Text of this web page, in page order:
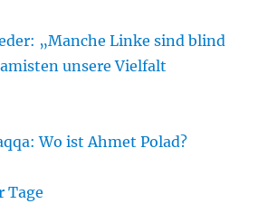
„Manche Linke sind blind
unsere Vielfalt
Wo ist Ahmet Polad?
Tage